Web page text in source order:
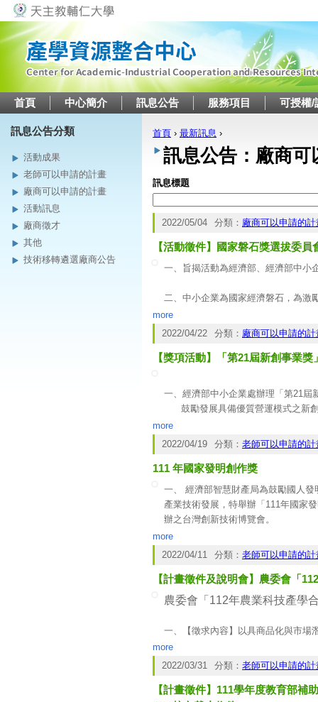
首頁 中心簡介 訊息公告 服務項目 可授權/
訊息公告分類
活動成果
老師可以申請的計畫
廠商可以申請的計畫
活動訊息
廠商徵才
其他
技術移轉遴選廠商公告
您在這裡
首頁 › 最新訊息 ›
訊息公告：廠商可
訊息標題
2022/05/04 分類： 廠商可以申請的計
【活動徵件】國家磐石獎選拔委
一、旨揭活動為經濟部、經濟部中小
二、中小企業為國家經濟磐石，為激
現，並對社會有具體貢獻之中小企業
http://smeaward.moeasmea.gov.tw。
more
2022/04/22
分類： 廠商可以申請的計
【獎項活動】「第21屆新創事業
一、經濟部中小企業處辦理「第21屆
鼓勵發展具備優質營運模式之新創
二、活動報名資訊:
2.報名網址https://
3.報名時間自111年4月1日上午10時
4.參選資格為103年6月1日(含)之後
組。
企業申請。
三、說明會報名網址 https://reurl.cc/
more
2022/04/19
分類： 老師可以申請的計
111 年國家發明創作獎
一、 經濟部智慧財產局為鼓勵國人
產業技術發展，特舉辦「111年國家
辦之台灣創新技術博覽會。
（一）發明獎
金牌：每年最多6件，每件頒發獎助
（二）創作獎
金牌：每年最多 6 件，每件頒發獎
銀牌：每年最多 12 件，每件頒發獎
more
2022/04/11
分類： 老師可以申請的計
【計畫徵件及說明會】農委會「
農委會「112年農業科技產學
一、【徵求內容】以具商品化與市場
發，須儘速依本會科學技術研究發展
✅先期型：技術應用探索，期程5個
more
2022/03/31
分類： 老師可以申請的計
【計畫徵件】111學年度教育部